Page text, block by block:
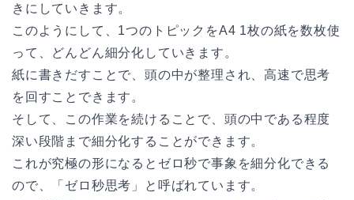
きにしていきます。
このようにして、1つのトピックをA4 1枚の紙を数枚使
って、どんどん細分化していきます。
紙に書きだすことで、頭の中が整理され、高速で思考
を回すことできます。
そして、この作業を続けることで、頭の中である程度
深い段階まで細分化することができます。
これが究極の形になるとゼロ秒で事象を細分化できる
ので、「ゼロ秒思考」と呼ばれています。